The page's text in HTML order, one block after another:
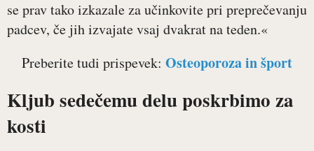
se prav tako izkazale za učinkovite pri preprečevanju
padcev, če jih izvajate vsaj dvakrat na teden.«
Preberite tudi prispevek: Osteoporoza in šport
Kljub sedečemu delu poskrbimo za
kosti